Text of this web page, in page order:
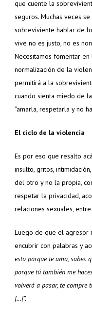
que cuente la
seguros. Muchas veces
sobreviviente hablar de
vive no es justo, no es
Necesitamos fomentar
normalización de la
permitirá a la
cuando sienta miedo de
“amarla, respetarla y no
El ciclo de la violencia
Es por eso que resalto
insulto, gritos,
del otro y no la propia,
respetar la privacidad,
relaciones sexuales,
Luego de que el agresor
encubrir con palabras y
esto porque te amo, sabes
porque tú también me
volverá a pasar, te
[…]”.